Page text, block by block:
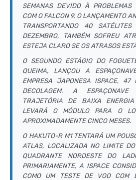
SEMANAS DEVIDO À PROBLEMAS
COM O FALCON 9. O LANÇAMENTO
TRANSPORTANDO 40
DEZEMBRO, TAMBÉM SOFREU
ESTEJA CLARO SE OS ATRASOS
O SEGUNDO ESTÁGIO DO
QUEIMA, LANÇOU A
EMPRESA JAPONESA ISPACE, 47
DECOLAGEM. A
TRAJETÓRIA DE BAIXA
LEVARÁ O MÓDULO PARA O
APROXIMADAMENTE CINCO MESES.
O HAKUTO-R M1 TENTARÁ UM
ATLAS, LOCALIZADA NO LIMITE
QUADRANTE NORDESTE DO
PRIMARIAMENTE, A ISPACE
COMO UM TESTE DE VOO COM